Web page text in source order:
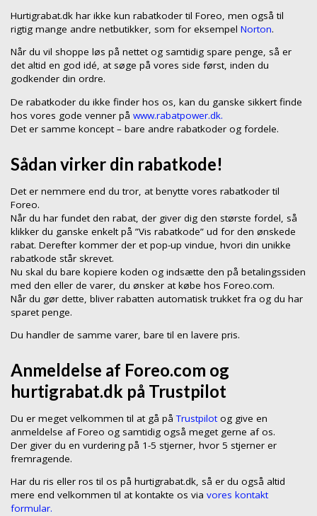
Hurtigrabat.dk har ikke kun rabatkoder til Foreo, men også til
rigtig mange andre netbutikker, som for eksempel Norton.
Når du vil shoppe løs på nettet og samtidig spare penge, så er
det altid en god idé, at søge på vores side først, inden du
godkender din ordre.
De rabatkoder du ikke finder hos os, kan du ganske sikkert finde
hos vores gode venner på www.rabatpower.dk.
Det er samme koncept – bare andre rabatkoder og fordele.
Sådan virker din rabatkode!
Det er nemmere end du tror, at benytte vores rabatkoder til
Foreo.
Når du har fundet den rabat, der giver dig den største fordel, så
klikker du ganske enkelt på ”Vis rabatkode” ud for den ønskede
rabat. Derefter kommer der et pop-up vindue, hvori din unikke
rabatkode står skrevet.
Nu skal du bare kopiere koden og indsætte den på betalingssiden
med den eller de varer, du ønsker at købe hos Foreo.com.
Når du gør dette, bliver rabatten automatisk trukket fra og du har
sparet penge.
Du handler de samme varer, bare til en lavere pris.
Anmeldelse af Foreo.com og
hurtigrabat.dk på Trustpilot
Du er meget velkommen til at gå påTrustpilot og give en
anmeldelse af Foreo og samtidig også meget gerne af os.
Der giver du en vurdering på 1-5 stjerner, hvor 5 stjerner er
fremragende.
Har du ris eller ros til os på hurtigrabat.dk, så er du også altid
mere end velkommen til at kontakte os via vores kontakt
formular.